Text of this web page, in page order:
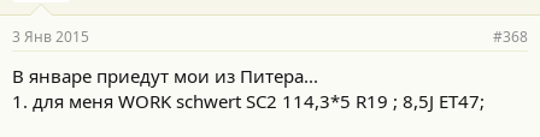
3 Янв 2015 #368
В январе приедут мои из Питера...
1. для меня WORK schwert SC2 114,3*5 R19 ; 8,5J ET47;